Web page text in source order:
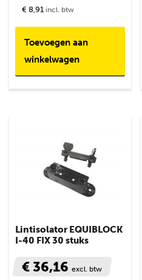
€ 8,91 incl. btw
Toevoegen aan
winkelwagen
Lintisolator EQUIBLOCK
I-40 FIX 30 stuks
€ 36,16 excl. btw